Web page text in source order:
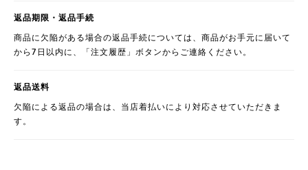
返品期限・返品手続
商品に欠陥がある場合の返品手続については、商品がお手元に届いて
から7日以内に、「注文履歴」ボタンからご連絡ください。
返品送料
欠陥による返品の場合は、当店着払いにより対応させていただきま
す。